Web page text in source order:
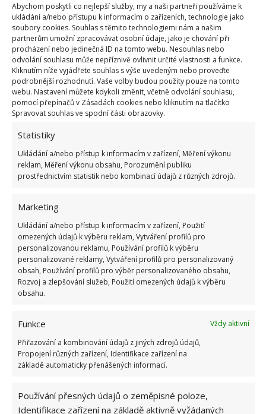
Abychom poskytli co nejlepší služby, my a naši partneři používáme k
ukládání a/nebo přístupu k informacím o zařízeních, technologie jako
soubory cookies. Souhlas s těmito technologiemi nám a našim
partnerům umožní zpracovávat osobní údaje, jako je chování při
procházení nebo jedinečná ID na tomto webu. Nesouhlas nebo
odvolání souhlasu může nepříznivě ovlivnit určité vlastnosti a funkce.
Kliknutím níže vyjádřete souhlas s výše uvedeným nebo proveďte
podrobnější rozhodnutí. Vaše volby budou použity pouze na tomto
webu. Nastavení můžete kdykoli změnit, včetně odvolání souhlasu,
pomocí přepínačů v Zásadách cookies nebo kliknutím na tlačítko
Spravovat souhlas ve spodní části obrazovky.
Statistiky
Ukládání a/nebo přístup k informacím v zařízení, Měření výkonu
reklam, Měření výkonu obsahu, Porozumění publiku
prostřednictvím statistik nebo kombinací údajů z různých zdrojů.
Marketing
Ukládání a/nebo přístup k informacím v zařízení, Použití
omezených údajů k výběru reklam, Vytváření profilů pro
personalizovanou reklamu, Používání profilů k výběru
personalizované reklamy, Vytváření profilů pro personalizovaný
obsah, Používání profilů pro výběr personalizovaného obsahu,
Rozvoj a zlepšování služeb, Použití omezených údajů k výběru
obsahu.
Funkce
Vždy aktivní
Přiřazování a kombinování údajů z jiných zdrojů údajů,
Propojení různých zařízení, Identifikace zařízení na
základě automaticky přenášených informací.
Používání přesných údajů o zeměpisné poloze,
Identifikace zařízení na základě aktivně vyžádaných
Fotografie: Depositphotos
Používejte ostré nůžky, případně zahradnický nožík;
čistá rána se lépe a rychleji hojí než rozdrcené
stonky.Nezapomeňte nářadí také náležitě
očistit , jak před řezem, tak po něm. Na
BydlímeÚtulně jsme dále popsali, jak si dát na
zahradě, obzvláště na maliníku, pozor naškůdce
Zdroje:Deccoria,RHS